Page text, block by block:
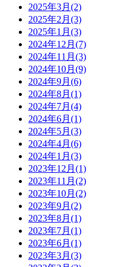
2025年3月 (2)
2025年2月 (3)
2025年1月 (3)
2024年12月 (7)
2024年11月 (3)
2024年10月 (9)
2024年9月 (6)
2024年8月 (1)
2024年7月 (4)
2024年6月 (1)
2024年5月 (3)
2024年4月 (6)
2024年1月 (3)
2023年12月 (1)
2023年11月 (2)
2023年10月 (2)
2023年9月 (2)
2023年8月 (1)
2023年7月 (1)
2023年6月 (1)
2023年3月 (3)